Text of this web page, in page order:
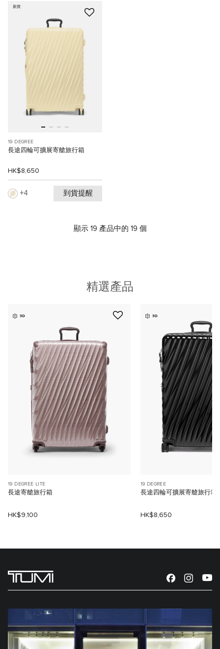
新貨
19 DEGREE
長途四輪可擴展寄艙旅行箱
HK$8,650
4 到貨提醒
顯示 19 產品中的 19 個
精選產品
3D
19 DEGREE LITE
長途寄艙旅行箱
HK$9,100
3D
19 DEGREE
長途四輪可擴展寄艙旅行箱
HK$8,650